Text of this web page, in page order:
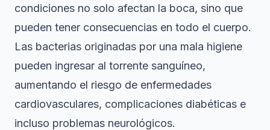
condiciones no solo afectan la boca, sino que
pueden tener consecuencias en todo el cuerpo.
Las bacterias originadas por una mala higiene
pueden ingresar al torrente sanguíneo,
aumentando el riesgo de enfermedades
cardiovasculares, complicaciones diabéticas e
incluso problemas neurológicos.